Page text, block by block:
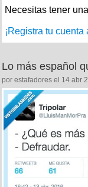
Necesitas tener
¡Registra tu cuenta
Lo más español
por estafadores el 14 abr